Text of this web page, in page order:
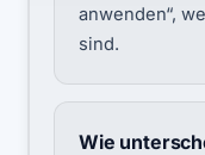
anwenden“,
sind.
Wie